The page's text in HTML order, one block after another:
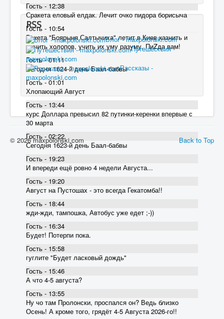
Гость - 12:38
Сракета еловый елдак. Лечит очко пидора борисыча
Гость - 10:54
Ракета "Боярыня Салтычиха" летит в Киев казнить и
мучить холопов, учить их уму разуму. ПиZда вам!
Гость - 01:11
Сегодня 1624-й день Баал-бабвы
Гость - 01:01
Хлопающий Август
Гость - 13:44
курс Доллара превысил 82 пyтинки-керенки впервые с
30 марта
Гость - 02:22
Сегодня 1623-й день Баал-бабвы
Гость - 19:23
И впереди ещё ровно 4 недели Августа...
Гость - 19:20
Август на Пустошах - это всегда Гекатомба!!
Гость - 18:44
жди-жди, тампошка, Автобус уже едет ;-))
Гость - 16:34
Будет! Потерпи пока.
Гость - 15:58
гуглите "Будет ласковый дождь"
Гость - 15:46
А что 4-5 августа?
Гость - 13:55
Ну чо там Пролонски, проспался он? Ведь близко
Осень! А кроме того, грядёт 4-5 Августа 2026-го!!
RSS
Блог - maxpolonski.com
Путешествия -
maxpolonski.com
Рассказы -
maxpolonski.com
Back to Top
© 2026 maxpolonski.com